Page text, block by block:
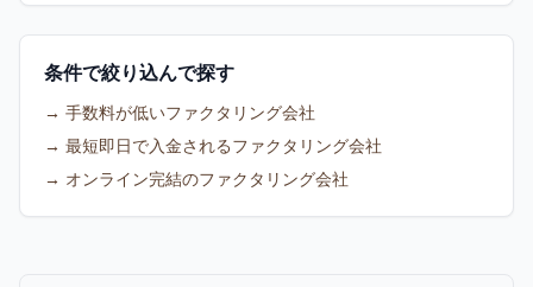
条件で絞り込んで探す
→ 手数料が低いファクタリング会社
→ 最短即日で入金されるファクタリング会社
→ オンライン完結のファクタリング会社